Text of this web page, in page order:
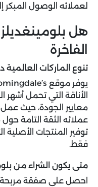
لعملائه الوصول
هل
الفاخرة
تنوع الماركات العالمية
الأناقة التي تحمل أشهر
معايير الجودة، حيث
عملائه الثقة التامة
توفير المنتجات الأصلية
فقط.
متى يكون الشراء من
احصل على صفقة مربحة